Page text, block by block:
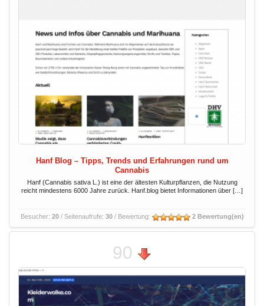
Hanf Blog – Tipps, Trends und Erfahrungen rund um
Cannabis
Hanf (Cannabis sativa L.) ist eine der ältesten Kulturpflanzen, die Nutzung
reicht mindestens 6000 Jahre zurück. Hanf.blog bietet Informationen über […]
Besucher: 20/ Seitenaufrufe: 30/ Bewertung: 2 Bewertung(en)
90